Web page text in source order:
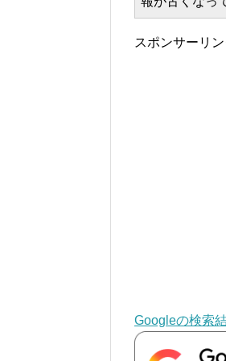
スポンサーリン
Googleの検索